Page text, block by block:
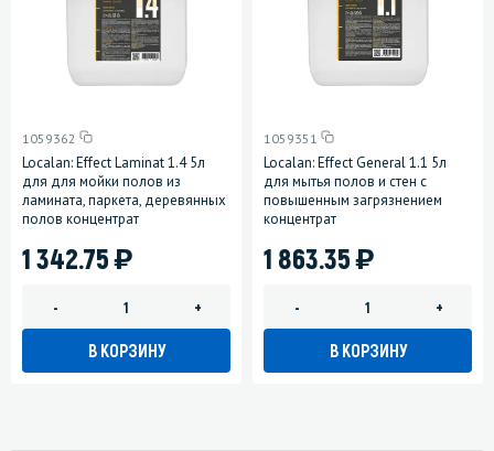
1059362
Localan: Effect Laminat 1.4 5л
для для мойки полов из
ламината, паркета, деревянных
полов концентрат
1 342.75)
- +
В КОРЗИНУ
1059351
Localan: Effect General 1.1 5л
для мытья полов и стен с
повышенным загрязнением
концентрат
1 863.35)
- +
В КОРЗИНУ